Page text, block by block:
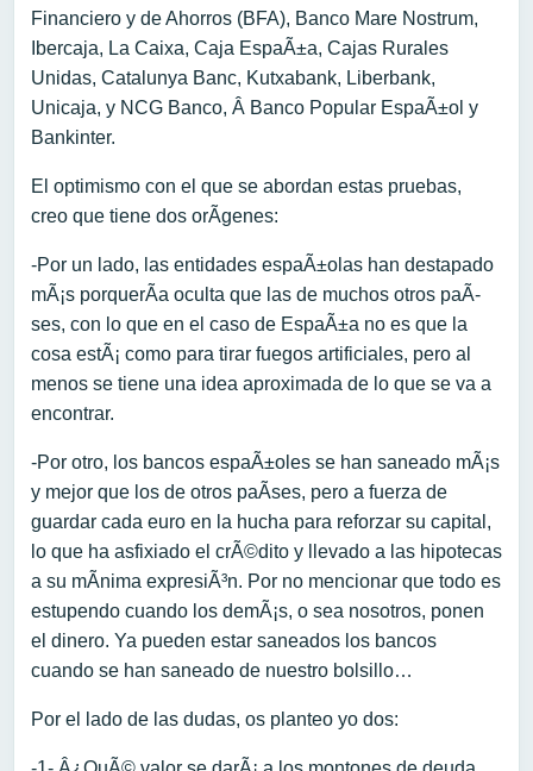
Financiero y de Ahorros (BFA), Banco Mare Nostrum,
Ibercaja, La Caixa, Caja EspaÃ±a, Cajas Rurales
Unidas, Catalunya Banc, Kutxabank, Liberbank,
Unicaja, y NCG Banco, Â Banco Popular EspaÃ±ol y
Bankinter.
El optimismo con el que se abordan estas pruebas,
creo que tiene dos orÃ­genes:
-Por un lado, las entidades espaÃ±olas han destapado
mÃ¡s porquerÃ­a oculta que las de muchos otros paÃ­
ses, con lo que en el caso de EspaÃ±a no es que la
cosa estÃ¡ como para tirar fuegos artificiales, pero al
menos se tiene una idea aproximada de lo que se va a
encontrar.
-Por otro, los bancos espaÃ±oles se han saneado mÃ¡s
y mejor que los de otros paÃ­ses, pero a fuerza de
guardar cada euro en la hucha para reforzar su capital,
lo que ha asfixiado el crÃ©dito y llevado a las hipotecas
a su mÃ­nima expresiÃ³n. Por no mencionar que todo es
estupendo cuando los demÃ¡s, o sea nosotros, ponen
el dinero. Ya pueden estar saneados los bancos
cuando se han saneado de nuestro bolsillo…
Por el lado de las dudas, os planteo yo dos: